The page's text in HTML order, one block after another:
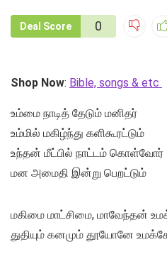
Deal Score 0
Shop Now: Bible, songs & etc
உம்மை நாடித் தேடும் மனிதர்
உம்மில் மகிழ்ந்து களிகூரட்டும்
உந்தன் மீட்பில் நாட்டம் கொள்வோர்
மன அமைதி இன்று பெறட்டும்
மகிமை மாட்சிமை, மாவேந்தன்
துதியும் கனமும் தூயோனே